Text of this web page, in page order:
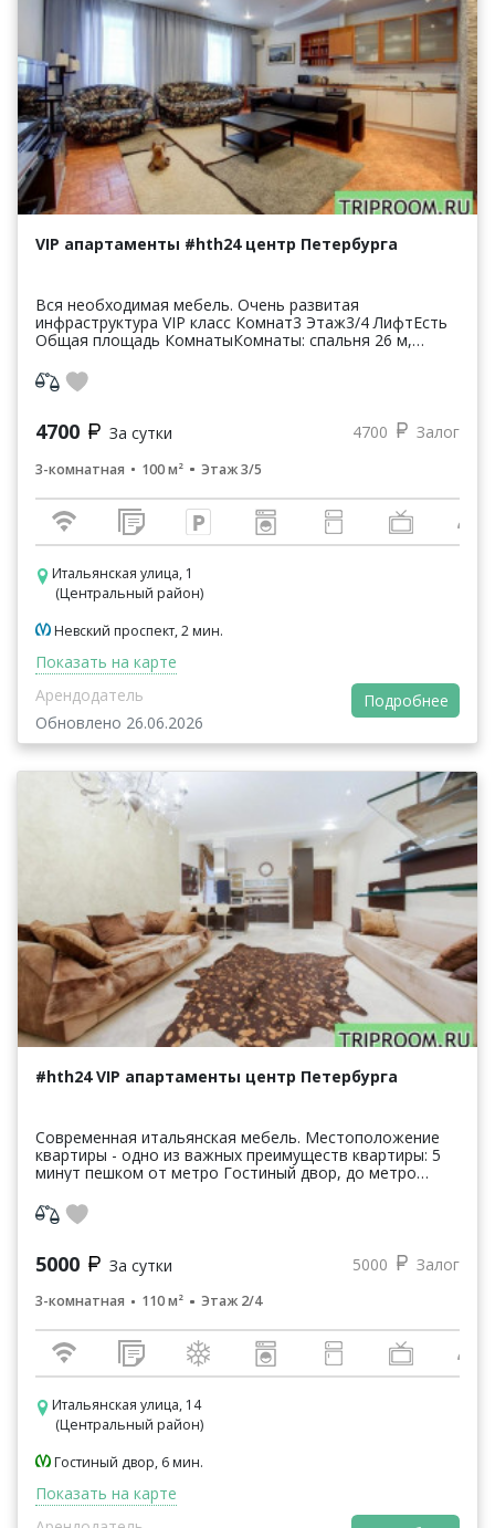
VIP апартаменты #hth24 центр Петербурга
Вся необходимая мебель. Очень развитая
инфраструктура VIP класс Комнат3 Этаж3/4 ЛифтЕсть
Общая площадь КомнатыКомнаты: спальня 26 м,
Парк...
4700 За сутки 4700 Залог
3-комнатная 100 м² Этаж 3/5
Итальянская улица, 1
(Центральный район)
Невский проспект, 2 мин.
Показать на карте
Арендодатель
Обновлено 26.06.2026
Подробнее
#hth24 VIP апартаменты центр Петербурга
Современная итальянская мебель. Местоположение
квартиры - одно из важных преимуществ квартиры: 5
минут пешком от метро Гостиный двор, до метро
Сам...
5000 За сутки 5000 Залог
3-комнатная 110 м² Этаж 2/4
Итальянская улица, 14
(Центральный район)
Гостиный двор, 6 мин.
Показать на карте